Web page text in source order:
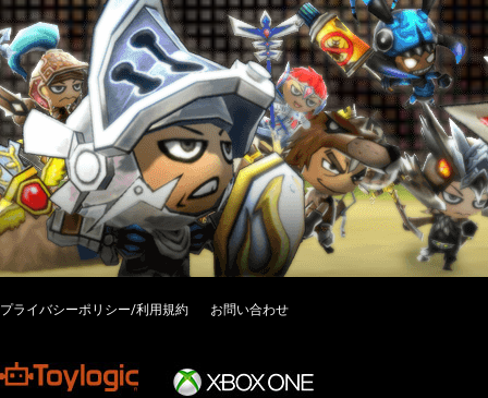
プライバシーポリシー/利用規約 お問い合わせ